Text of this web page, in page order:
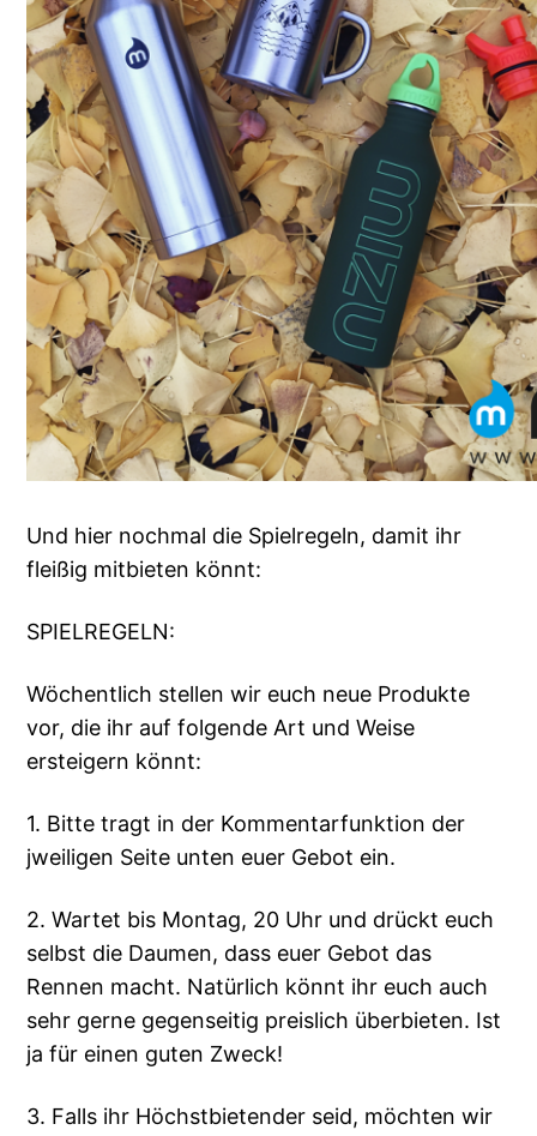
Und hier nochmal die Spielregeln, damit ihr
fleißig mitbieten könnt:
SPIELREGELN:
Wöchentlich stellen wir euch neue Produkte
vor, die ihr auf folgende Art und Weise
ersteigern könnt:
1. Bitte tragt in der Kommentarfunktion der
jweiligen Seite unten euer Gebot ein.
2. Wartet bis Montag, 20 Uhr und drückt euch
selbst die Daumen, dass euer Gebot das
Rennen macht. Natürlich könnt ihr euch auch
sehr gerne gegenseitig preislich überbieten. Ist
ja für einen guten Zweck!
3. Falls ihr Höchstbietender seid, möchten wir